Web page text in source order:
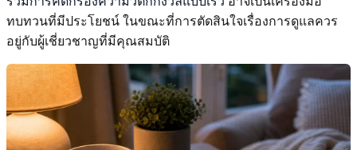
ทบทวนที่มีประโยชน์ ในขณะที่การตัดสินใจเรื่องการดูแลควร
อยู่กับผู้เชี่ยวชาญที่มีคุณสมบัติ